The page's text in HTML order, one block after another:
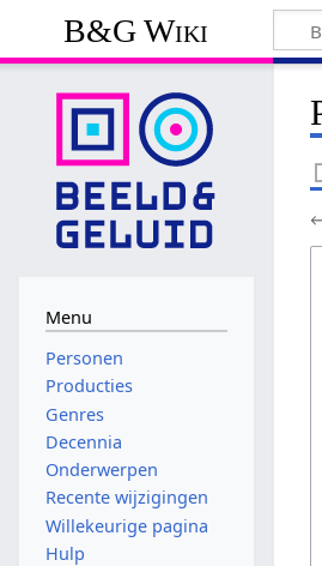
B&G Wiki
Menu
Personen
Producties
Genres
Decennia
Onderwerpen
Recente wijzigingen
Willekeurige pagina
Hulp